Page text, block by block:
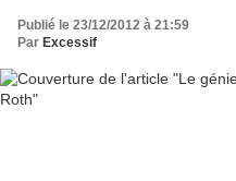
Publié le 23/12/2012 à 21:59
Par Excessif